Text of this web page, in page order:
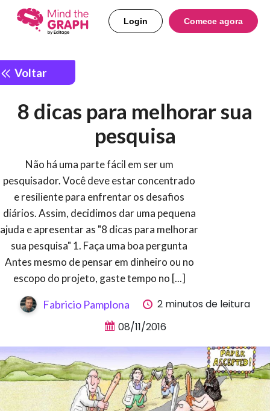
Login Comece agora
Voltar
8 dicas para melhorar sua
pesquisa
Não há uma parte fácil em ser um
pesquisador. Você deve estar concentrado
e resiliente para enfrentar os desafios
diários. Assim, decidimos dar uma pequena
ajuda e apresentar as "8 dicas para melhorar
sua pesquisa" 1. Faça uma boa pergunta
Antes mesmo de pensar em dinheiro ou no
escopo do projeto, gaste tempo no [...]
Fabricio Pamplona
2 minutos de leitura
08/11/2016